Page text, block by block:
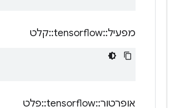
מפעיל::
tensorflow
::קלט
אופרטור::
tensorflow
::פלט